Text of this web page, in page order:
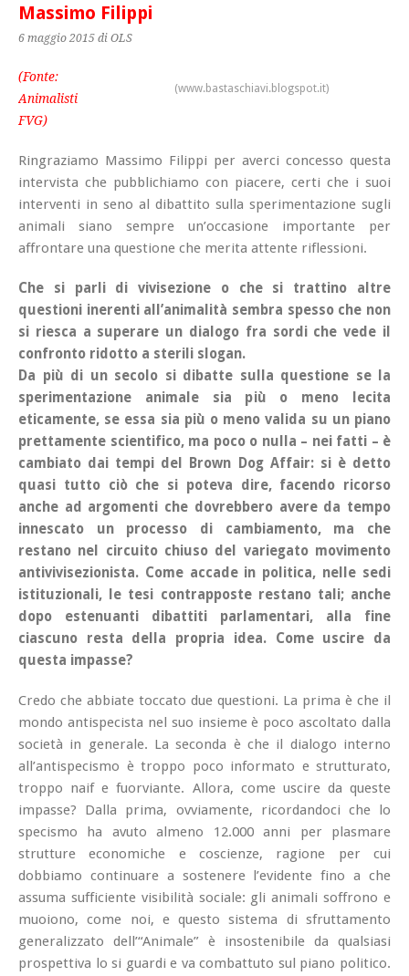
Massimo Filippi
6 maggio 2015 di OLS
(www.bastaschiavi.blogspot.it)
(Fonte:
Animalisti
FVG)
Ringraziamo Massimo Filippi per averci concesso questa
intervista che pubblichiamo con piacere, certi che i suoi
interventi in seno al dibattito sulla sperimentazione sugli
animali siano sempre un’occasione importante per
affrontare una questione che merita attente riflessioni.
Che si parli di vivisezione o che si trattino altre
questioni inerenti all’animalità sembra spesso che non
si riesca a superare un dialogo fra sordi che vede il
confronto ridotto a sterili slogan.
Da più di un secolo si dibatte sulla questione se la
sperimentazione animale sia più o meno lecita
eticamente, se essa sia più o meno valida su un piano
prettamente scientifico, ma poco o nulla – nei fatti – è
cambiato dai tempi del
Brown Dog Affair: si è detto
quasi tutto ciò che si poteva dire, facendo ricorso
anche ad argomenti che dovrebbero avere da tempo
innescato un processo di cambiamento, ma che
restano nel circuito chiuso del variegato movimento
antivivisezionista. Come accade in politica, nelle sedi
istituzionali, le tesi contrapposte restano tali; anche
dopo estenuanti dibattiti parlamentari, alla fine
ciascuno resta della propria idea. Come uscire da
questa impasse?
Credo che abbiate toccato due questioni. La prima è che il
mondo antispecista nel suo insieme è poco ascoltato dalla
società in generale. La seconda è che il dialogo interno
all’antispecismo è troppo poco informato e strutturato,
troppo naife fuorviante. Allora, come uscire da queste
impasse? Dalla prima, ovviamente, ricordandoci che lo
specismo ha avuto almeno 12.000 anni per plasmare
strutture economiche e coscienze, ragione per cui
dobbiamo continuare a sostenere l’evidentefino a che
assuma sufficiente visibilità sociale: gli animali soffrono e
muoiono, come noi, e questo sistema di sfruttamento
generalizzato dell’“Animale” è insostenibile da qualsiasi
prospettiva lo si guardi e va combattuto sul piano politico.